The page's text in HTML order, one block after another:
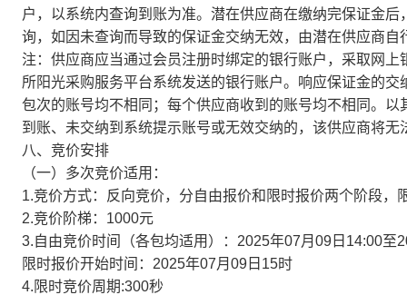
户，以系统内查询到账为准。潜在供应商在缴纳完保证金
询，如因未查询而导致的保证金交纳无效，由潜在供应商自
注：供应商应当通过会员注册时绑定的银行账户，采取网
所阳光采购服务平台系统发送的银行账户。响应保证金的
包次的账号均不相同；每个供应商收到的账号均不相同。
到账、未交纳到系统提示账号或无效交纳的，该供应商将无
八、竞价安排
（一）多次竞价适用：
1.竞价方式：反向竞价，分自由报价和限时报价两个阶段
2.竞价阶梯：1000元
3.自由竞价时间（各包均适用）：2025年07月09日14:00至
限时报价开始时间：2025年07月09日15时
4.限时竞价周期:300秒